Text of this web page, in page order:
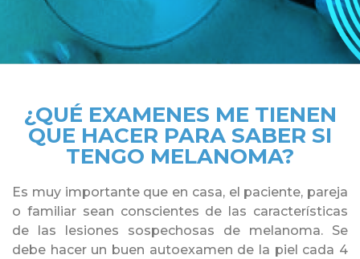
¿QUÉ EXAMENES ME TIENEN
QUE HACER PARA SABER SI
TENGO MELANOMA?
Es muy importante que en casa, el paciente, pareja
o familiar sean conscientes de las características
de las lesiones sospechosas de melanoma. Se
debe hacer un buen autoexamen de la piel cada 4